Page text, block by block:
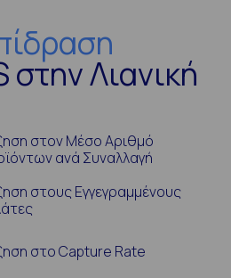
στην Λιανική
στον Μέσο Αριθμό
ανά Συναλλαγή
στους Εγγεγραμμένους
στο Capture Rate